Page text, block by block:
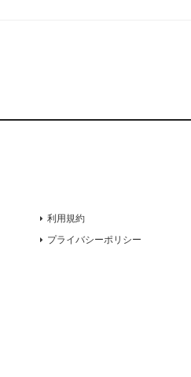
利用規約
プライバシーポリシー